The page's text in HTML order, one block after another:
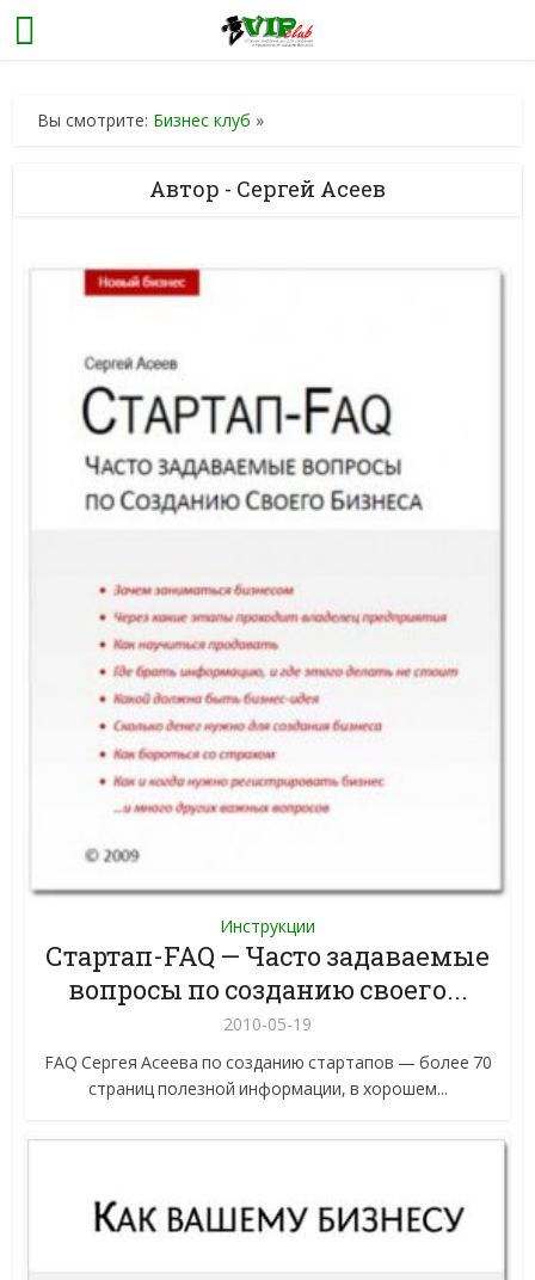
Вы смотрите: Бизнес клуб »
Автор - Сергей Асеев
Инструкции
Стартап-FAQ — Часто задаваемые
вопросы по созданию своего...
2010-05-19
FAQ Сергея Асеева по созданию стартапов — более 70
страниц полезной информации, в хорошем...